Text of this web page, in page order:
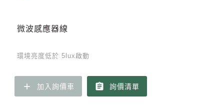
微波感應器線
環境亮度低於 5lux啟動
add 加入詢價車 assignment 詢價清單